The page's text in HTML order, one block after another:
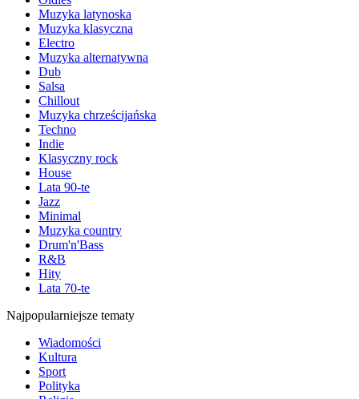
Muzyka latynoska
Muzyka klasyczna
Electro
Muzyka alternatywna
Dub
Salsa
Chillout
Muzyka chrześcijańska
Techno
Indie
Klasyczny rock
House
Lata 90-te
Jazz
Minimal
Muzyka country
Drum'n'Bass
R&B
Hity
Lata 70-te
Najpopularniejsze tematy
Wiadomości
Kultura
Sport
Polityka